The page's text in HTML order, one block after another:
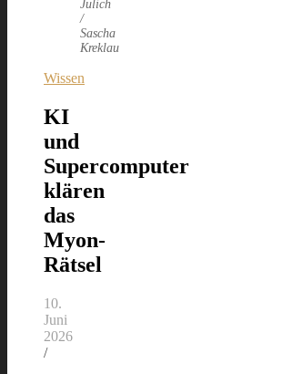
Jülich
/
Sascha
Kreklau
Wissen
KI
und
Supercomputer
klären
das
Myon-
Rätsel
10.
Juni
2026
/